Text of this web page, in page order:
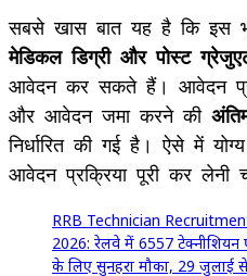
सबसे खास बात यह है कि इस
मेडिकल डिग्री और पोस्ट
आवेदन कर सकते हैं। आवेदन
और आवेदन जमा करने की
निर्धारित की गई है। ऐसे में
आवेदन प्रक्रिया पूरी कर लेनी
RRB Technician
2026: रेलवे में 6557 टेक्नीशियन
के लिए सुनहरा मौका, 29